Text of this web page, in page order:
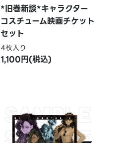
*旧巻新談*キャラクター
コスチューム映画チケット
セット
4枚入り
1,100円(税込)